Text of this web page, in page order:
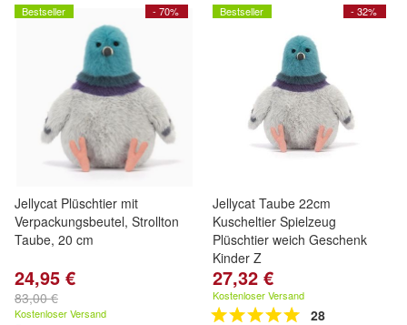
- 70%
Bestseller
Jellycat Plüschtier mit
Verpackungsbeutel, Strollton
Taube, 20 cm
24,95 €
83,00 €
Kostenloser Versand
- 32%
Bestseller
Jellycat Taube 22cm
Kuscheltier Spielzeug
Plüschtier weich Geschenk
Kinder Z
27,32 €
Kostenloser Versand
28